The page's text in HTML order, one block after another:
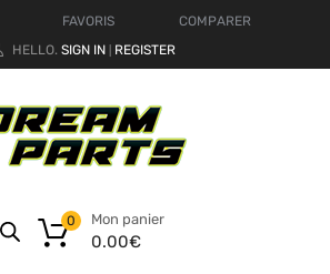
FAVORIS
COMPARER
HELLO. SIGN IN REGISTER
Mon panier
0.00€
0